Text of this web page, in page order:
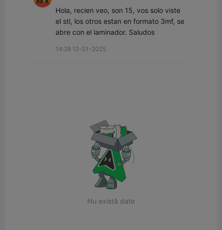
Hola, recien veo, son 15, vos solo viste
el stl, los otros estan en formato 3mf, se
abre con el laminador. Saludos
14:28 12-01-2025
Nu există date